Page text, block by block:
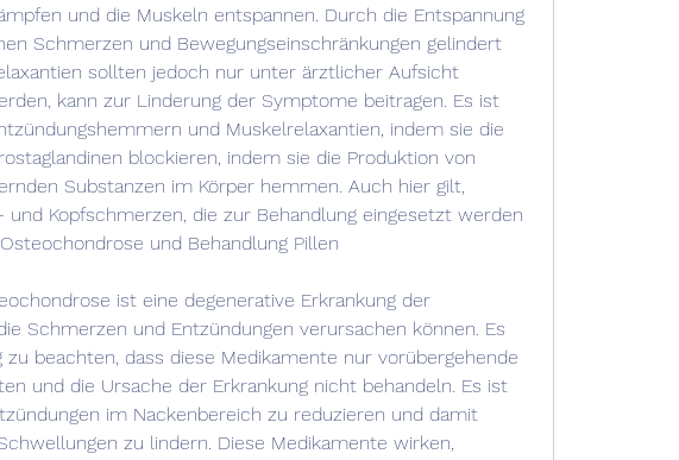
und die Muskeln entspannen. Durch die Entspannung
Schmerzen und Bewegungseinschränkungen gelindert
sollten jedoch nur unter ärztlicher Aufsicht
kann zur Linderung der Symptome beitragen. Es ist
und Muskelrelaxantien, indem sie die
blockieren, indem sie die Produktion von
Substanzen im Körper hemmen. Auch hier gilt,
und Kopfschmerzen, die zur Behandlung eingesetzt werden
und Behandlung Pillen
ist eine degenerative Erkrankung der
Schmerzen und Entzündungen verursachen können. Es
beachten, dass diese Medikamente nur vorübergehende
und die Ursache der Erkrankung nicht behandeln. Es ist
im Nackenbereich zu reduzieren und damit
zu lindern. Diese Medikamente wirken,